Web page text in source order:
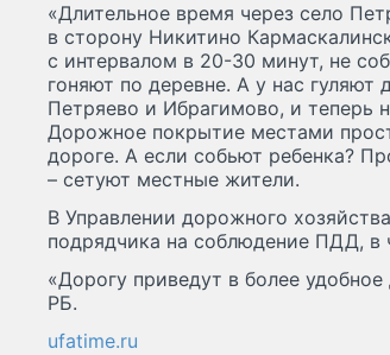
«Длительное время через село
в сторону Никитино
с интервалом в 20-30 минут, не
гоняют по деревне. А у нас
Петряево и Ибрагимово, и теперь
Дорожное покрытие местами
дороге. А если собьют ребенка?
– сетуют местные жители.
В Управлении дорожного
подрядчика на соблюдение ПДД, в
«Дорогу приведут в более
РБ.
ufatime.ru